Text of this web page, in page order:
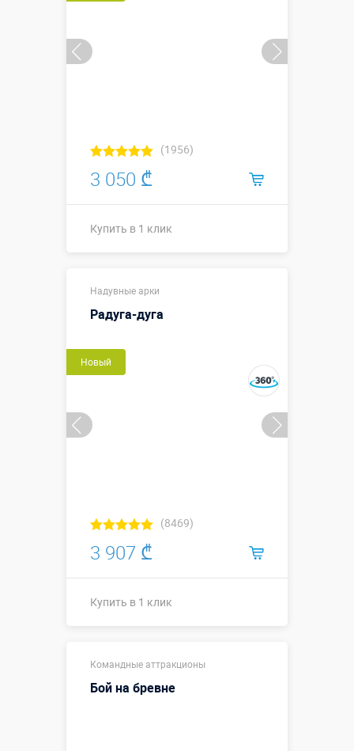
(1956)
3 050 ₾
Купить в 1 клик
Надувные арки
Радуга-дуга
Новый
(8469)
3 907 ₾
Купить в 1 клик
Ширина х Высота,
метры:
(внутренние
Командные аттракционы
Бой на бревне